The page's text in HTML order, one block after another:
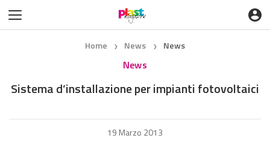
Home ❯ News ❯ News
News
Sistema d’installazione per impianti fotovoltaici
19 Marzo 2013